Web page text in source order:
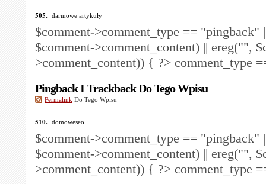
505. darmowe artykuły
$comment->comment_type == "pingback"
$comment->comment_content) || ereg("",
>comment_content)) { ?>
Pingback I Trackback Do Tego Wpisu
Permalink Do Tego Wpisu
510. domoweseo
comment_type
$comment->comment_type == "pingback"
$comment->comment_content) || ereg("",
>comment_content)) { ?> comment_type